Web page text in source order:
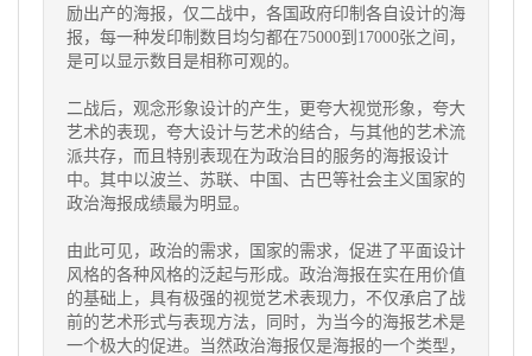
励出产的海报，仅二战中，各国政府印制各自设计的海
报，每一种发印制数目均匀都在75000到17000张之间，
是可以显示数目是相称可观的。
二战后，观念形象设计的产生，更夸大视觉形象，夸大
艺术的表现，夸大设计与艺术的结合，与其他的艺术流
派共存，而且特别表现在为政治目的服务的海报设计
中。其中以波兰、苏联、中国、古巴等社会主义国家的
政治海报成绩最为明显。
由此可见，政治的需求，国家的需求，促进了平面设计
风格的各种风格的泛起与形成。政治海报在实在用价值
的基础上，具有极强的视觉艺术表现力，不仅承启了战
前的艺术形式与表现方法，同时，为当今的海报艺术是
一个极大的促进。当然政治海报仅是海报的一个类型，